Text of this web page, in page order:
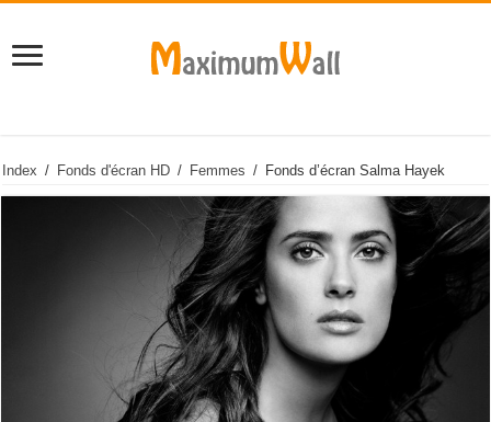
Index / Fonds d'écran HD / Femmes / Fonds d’écran Salma Hayek